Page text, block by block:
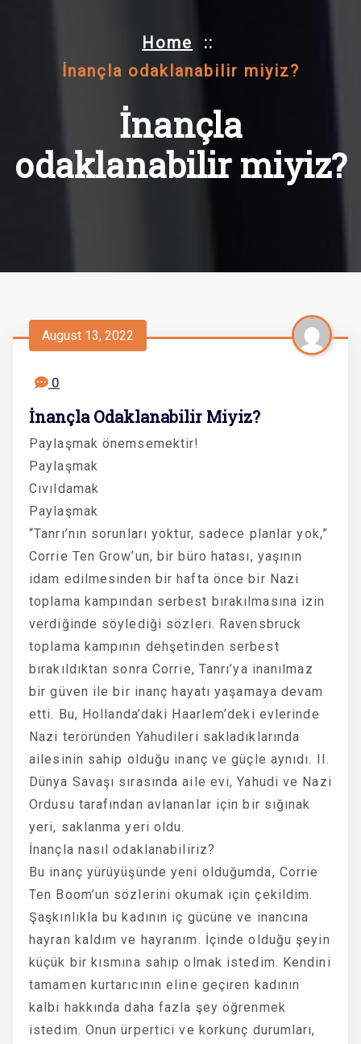
Home ::
İnançla odaklanabilir miyiz?
İnançla
odaklanabilir miyiz?
August 13, 2022
0
İnançla Odaklanabilir Miyiz?
Paylaşmak önemsemektir!
Paylaşmak
Cıvıldamak
Paylaşmak
“Tanrı’nın sorunları yoktur, sadece planlar yok,”
Corrie Ten Grow’un, bir büro hatası, yaşının
idam edilmesinden bir hafta önce bir Nazi
toplama kampından serbest bırakılmasına izin
verdiğinde söylediği sözleri. Ravensbruck
toplama kampının dehşetinden serbest
bırakıldıktan sonra Corrie, Tanrı’ya inanılmaz
bir güven ile bir inanç hayatı yaşamaya devam
etti. Bu, Hollanda’daki Haarlem’deki evlerinde
Nazi teröründen Yahudileri sakladıklarında
ailesinin sahip olduğu inanç ve güçle aynıdı. II.
Dünya Savaşı sırasında aile evi, Yahudi ve Nazi
Ordusu tarafından avlananlar için bir sığınak
yeri, saklanma yeri oldu.
İnançla nasıl odaklanabiliriz?
Bu inanç yürüyüşünde yeni olduğumda, Corrie
Ten Boom’un sözlerini okumak için çekildim.
Şaşkınlıkla bu kadının iç gücüne ve inancına
hayran kaldım ve hayranım. İçinde olduğu şeyin
küçük bir kısmına sahip olmak istedim. Kendini
tamamen kurtarıcının eline geçiren kadının
kalbi hakkında daha fazla şey öğrenmek
istedim. Onun ürpertici ve korkunç durumları,